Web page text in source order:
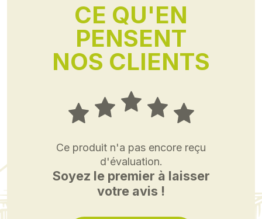
CE QU'EN
PENSENT
NOS CLIENTS
Ce produit n'a pas encore reçu
d'évaluation.
Soyez le premier à laisser
votre avis !